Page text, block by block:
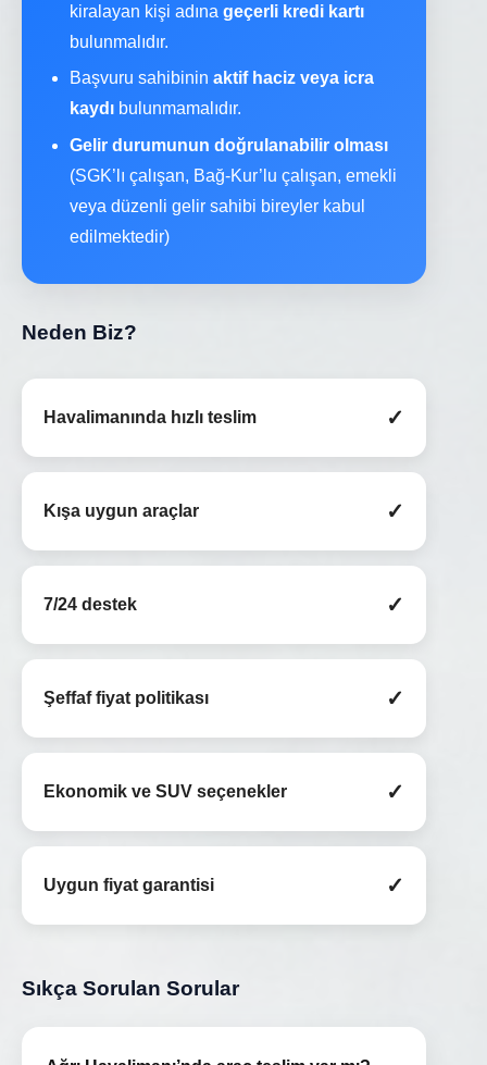
kiralayan kişi adına geçerli kredi kartı
bulunmalıdır.
Başvuru sahibinin aktif haciz veya icra
kaydı bulunmamalıdır.
Gelir durumunun doğrulanabilir olması
(SGK’lı çalışan, Bağ-Kur’lu çalışan, emekli
veya düzenli gelir sahibi bireyler kabul
edilmektedir)
Neden Biz?
Havalimanında hızlı teslim ✓
Kışa uygun araçlar ✓
7/24 destek ✓
Şeffaf fiyat politikası ✓
Ekonomik ve SUV seçenekler ✓
Uygun fiyat garantisi ✓
Sıkça Sorulan Sorular